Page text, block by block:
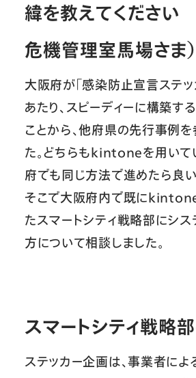
緯を教えてください
危機管理室馬場さま）
大阪府が「感染防止宣言ステッ
あたり、スピーディーに構築す
ことから、他府県の先行事例
た。どちらもkintoneを用いて
府でも同じ方法で進めたら良い
そこで大阪府内で既に
たスマートシティ戦略部にシ
方について相談しました。
スマートシティ戦略部
ステッカー企画は、事業者に